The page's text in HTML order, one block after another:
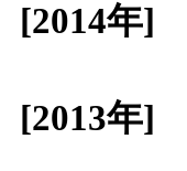
[2014年]
[2013年]